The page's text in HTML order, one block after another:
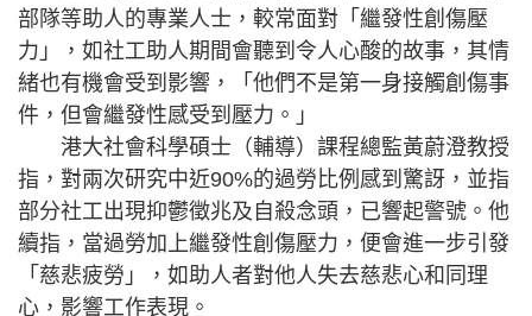
部隊等助人的專業人士，較常面對「繼發性創傷壓
力」，如社工助人期間會聽到令人心酸的故事，其情
緒也有機會受到影響，「他們不是第一身接觸創傷事
件，但會繼發性感受到壓力。」
港大社會科學碩士（輔導）課程總監黃蔚澄教授
指，對兩次研究中近90%的過勞比例感到驚訝，並指
部分社工出現抑鬱徵兆及自殺念頭，已響起警號。他
續指，當過勞加上繼發性創傷壓力，便會進一步引發
「慈悲疲勞」，如助人者對他人失去慈悲心和同理
心，影響工作表現。